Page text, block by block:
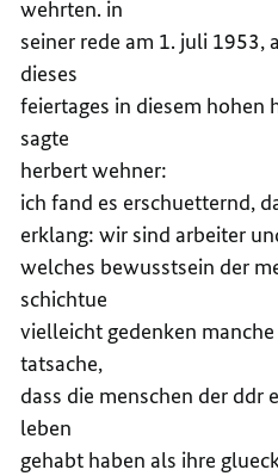
wehrten. in
seiner rede am 1. juli 1953,
dieses
feiertages in diesem hohen
sagte
herbert wehner:
ich fand es erschuetternd,
erklang: wir sind arbeiter
welches bewusstsein der
schichtue
vielleicht gedenken
tatsache,
dass die menschen der ddr
leben
gehabt haben als ihre